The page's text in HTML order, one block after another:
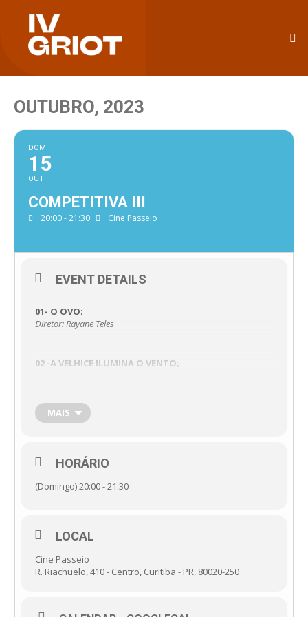
OUTUBRO, 2023
DOM
15
OUT
COMPETITIVA III
20:00 - 21:30 Cine Passeio
EVENT DETAILS
01- O OVO;
Diretor: Rayane Teles
02 -A VELHICE ILUMINA O VENTO;
03 – RAMAL;
Direção e roteirista: Waleff Dias
MAIS
HORÁRIO
(Domingo) 20:00 - 21:30
LOCAL
Cine Passeio
R. Riachuelo, 410 - Centro, Curitiba - PR, 80020-250